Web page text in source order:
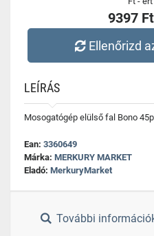
9397
Ellenőrizd
LEÍRÁS
Mosogatógép elülső fal Bono
Ean: 3360649
Márka: MERKURY MARKET
Eladó: MerkuryMarket
További